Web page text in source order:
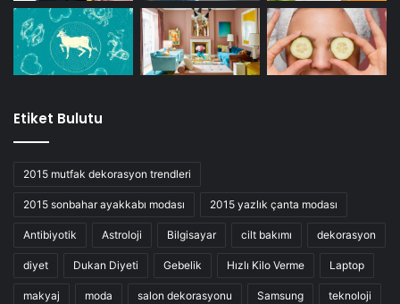
Etiket Bulutu
2015 mutfak dekorasyon trendleri
2015 sonbahar ayakkabı modası 2015 yazlık çanta modası
Antibiyotik Astroloji Bilgisayar cilt bakımı dekorasyon
diyet Dukan Diyeti Gebelik Hızlı Kilo Verme Laptop
makyaj moda salon dekorasyonu Samsung teknoloji